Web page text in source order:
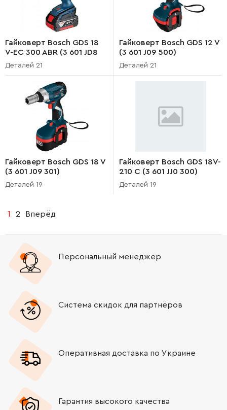
Гайковерт Bosch GDS 18
V-EC 300 ABR (3 601 JD8
280)
Деталей 21
Гайковерт Bosch GDS 12 V
(3 601 J09 500)
Деталей 21
Гайковерт Bosch GDS 18 V
(3 601 J09 301)
Деталей 19
Гайковерт Bosch GDS 18V-
210 C (3 601 JJ0 300)
Деталей 19
1 2 Вперёд
Персональный менеджер
Система скидок для партнёров
Оперативная доставка по Украине
Гарантия высокого качества